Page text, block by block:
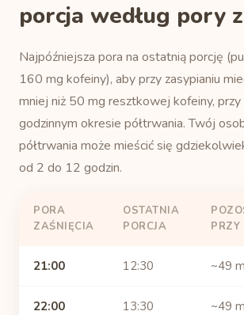
porcja według pory
Najpóźniejsza pora na ostatnią porcję
160 mg kofeiny), aby przy zasypianiu
mniej niż 50 mg resztkowej kofeiny,
godzinnym okresie półtrwania. Twój
półtrwania może mieścić się
od 2 do 12 godzin.
PORA
ZAŚNIĘCIA
OSTATNIA
PORCJA
PRZY
21:00 12:30 ~49
22:00 13:30 ~49